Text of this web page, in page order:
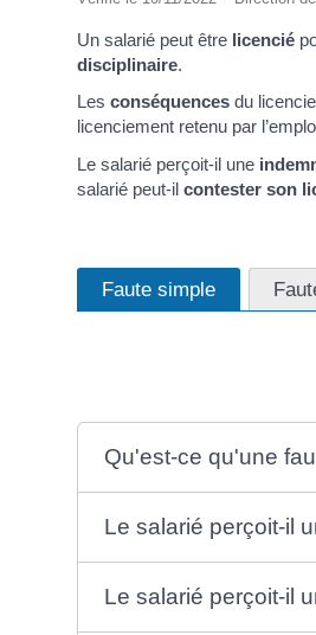
Un salarié peut être licencié
disciplinaire.
Les conséquences du
licenciement retenu par
Le salarié perçoit-il une
salarié peut-il contester son
Faute simple
Qu'est-ce qu'une
Le salarié perçoit-il
Le salarié perçoit-il